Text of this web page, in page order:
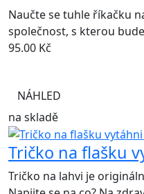
Naučte se tuhle říkačku
společnost, s kterou
95.00 Kč
NÁHLED
na skladě
Tričko na flašku
Tričko na lahvi je